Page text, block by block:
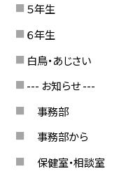
５年生
６年生
白鳥・あじさい
--- お知らせ ---
事務部
事務部から
保健室・相談室